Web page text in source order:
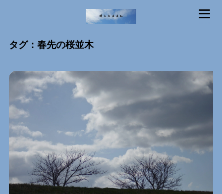
タグ：春先の桜並木